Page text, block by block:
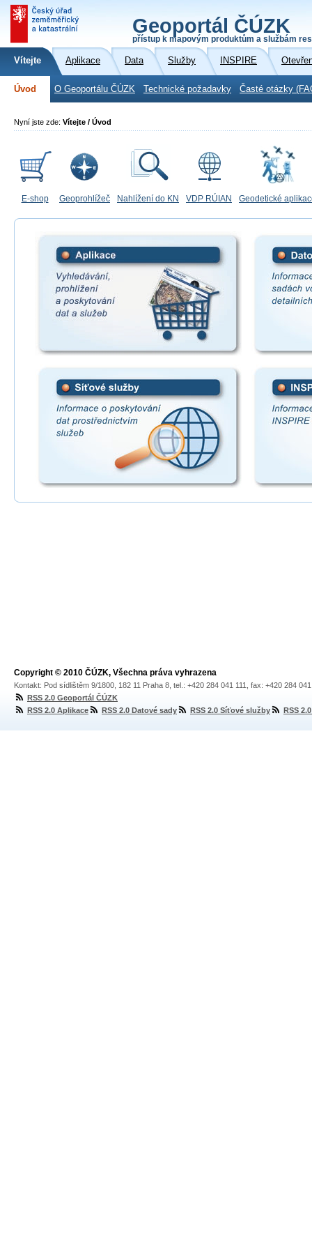
Geoportál ČÚZK
přístup k mapovým produktům a službám
Vítejte Aplikace Data Služby INSPIRE
Úvod O Geoportálu ČÚZK Technické požadavky Časté otázky
Nyní jste zde: Vítejte / Úvod
E-shop Geoprohlížeč Nahlížení do KN VDP RÚIAN Geodetické
Copyright © 2010 ČÚZK, Všechna práva vyhrazena
Kontakt: Pod sídlištěm 9/1800, 182 11 Praha 8, tel.: +420 284 041 111, fax: +420 284
RSS 2.0 Geoportál ČÚZK
RSS 2.0 Aplikace
RSS 2.0 Datové sady RSS 2.0 Síťové služby RSS